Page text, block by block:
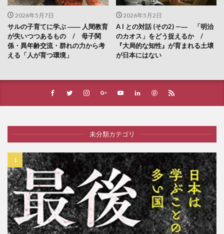
2026年5月7日
サルの子育てに学ぶ ―― 人間教育
が失いつつあるもの / 母子関
係・異年齢交流・群れの力から考
える「人が育つ環境」
2026年5月2日
A I との対話 (その2) —― 「明治
のカオス」をどう捉えるか /
『大局的な知性』が育まれる土壌
が日本にはない
未分類カテゴリ